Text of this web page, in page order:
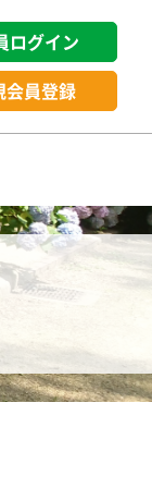
ログイン
会員登録